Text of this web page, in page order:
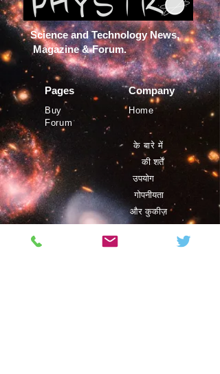
Science and Technology News,
Magazine & Forum.
Pages
Buy
Forum
Company
Home
के बारे में
की शर्तें
उपयोग
गोपनीयता
और कुकीज़